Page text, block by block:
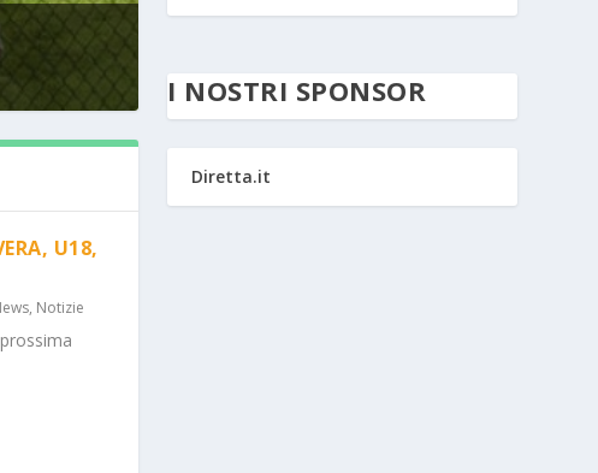
U18,
, Notizie
I NOSTRI SPONSOR
Diretta.it